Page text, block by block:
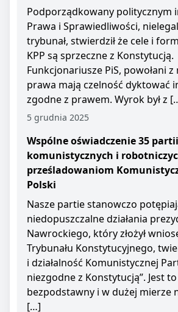
Podporządkowany politycznym
Prawa i Sprawiedliwości,
trybunał, stwierdził że cele i
KPP są sprzeczne z Konstytucją.
Funkcjonariusze PiS, powołani
prawa mają czelność dyktować
zgodne z prawem. Wyrok był z
5 grudnia 2025
Wspólne oświadczenie 35 partii
komunistycznych i
prześladowaniom
Polski
Nasze partie stanowczo
niedopuszczalne działania
Nawrockiego, który złożył
Trybunału Konstytucyjnego,
i działalność Komunistycznej
niezgodne z Konstytucją”. Jest
bezpodstawny i w dużej mierze
[…]